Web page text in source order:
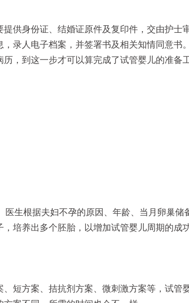
供身份证、结婚证原件及复印件，交由护士
录人电子档案，并签署书及相关知情同意书
，到这一步才可以算完成了试管婴儿的准备
医生根据夫妇不孕的原因、年龄、当月卵巢储
培养出多个胚胎，以增加试管婴儿周期的成
短方案、拮抗剂方案、微刺激方案等，试管